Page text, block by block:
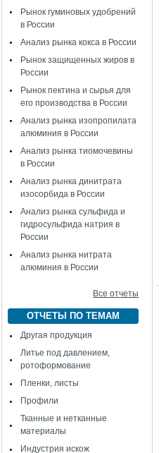
Рынок гуминовых удобрений
в России
Анализ рынка кокса в России
Рынок защищенных жиров в
России
Рынок пектина и сырья для
его производства в России
Анализ рынка изопропилата
алюминия в России
Анализ рынка тиомочевины
в России
Анализ рынка динитрата
изосорбида в России
Анализ рынка сульфида и
гидросульфида натрия в
России
Анализ рынка нитрата
алюминия в России
Все отчеты
ОТЧЕТЫ ПО ТЕМАМ
Другая продукция
Литье под давлением,
ротоформование
Пленки, листы
Профили
Тканные и нетканные
материалы
Индустрия искож